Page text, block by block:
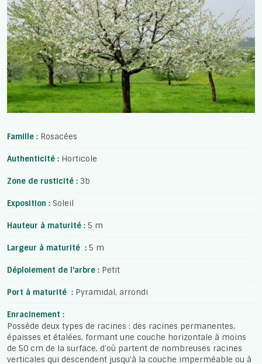
Famille : Rosacées
Authenticité : Horticole
Zone de rusticité : 3b
Exposition : Soleil
Hauteur à maturité : 5 m
Largeur à maturité : 5 m
Déploiement de l'arbre : Petit
Port à maturité : Pyramidal, arrondi
Enracinement :
Possède deux types de racines : des racines permanentes,
épaisses et étalées, formant une couche horizontale à moins
de 50 cm de la surface, d'où partent de nombreuses racines
verticales qui descendent jusqu'à la couche imperméable ou à